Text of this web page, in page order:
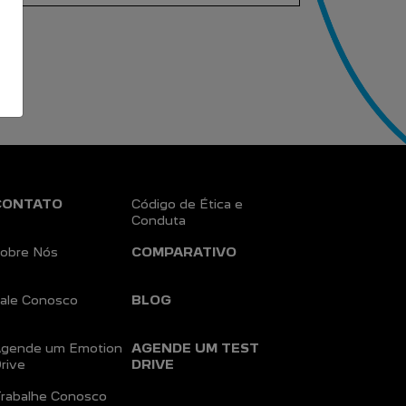
Nós
Conosco
um Emotion
Conosco
Código de Ética e
Conduta
COMPARATIVO
BLOG
AGENDE UM TEST
DRIVE